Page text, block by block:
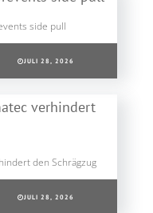
side pull
JULI 28, 2026
den Schrägzug
JULI 28, 2026